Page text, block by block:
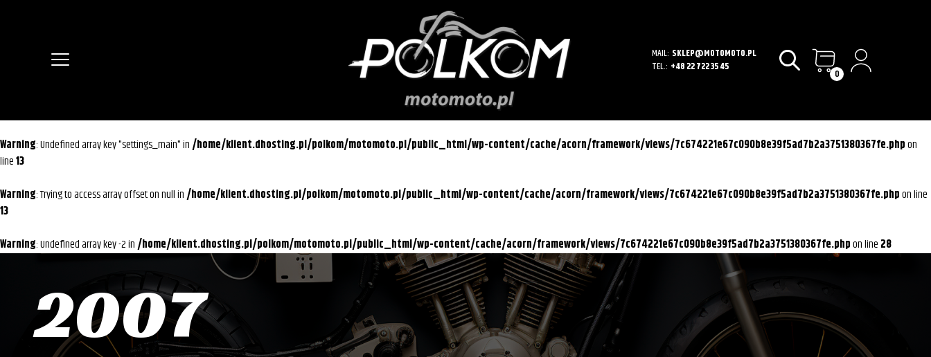
MAIL: SKLEP@MOTOMOTO.PL
TEL.: +48 22 722 35 45 0
Warning : Undefined array key "settings_main" in/home/klient.dhosting.pl/polkom/motomoto.pl/public_html/wp-content/cache/acorn/framework/views/7c674221e67c090b8e39f5ad7b2a3751380367fe.phpon
line13
Warning : Trying to access array offset on null in/home/klient.dhosting.pl/polkom/motomoto.pl/public_html/wp-content/cache/acorn/framework/views/7c674221e67c090b8e39f5ad7b2a3751380367fe.phpon line
13
Warning : Undefined array key -2 in/home/klient.dhosting.pl/polkom/motomoto.pl/public_html/wp-content/cache/acorn/framework/views/7c674221e67c090b8e39f5ad7b2a3751380367fe.phpon line 28
2007